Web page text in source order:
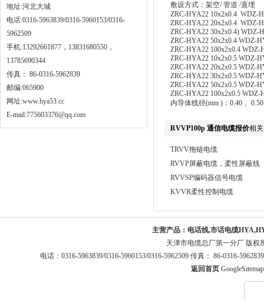
地址:河北大城
电话:0316-5963839/0316-5960153/0316-
5962509
手机:13292661877，13831680550，
13785690344
传真： 86-0316-5962839
邮编:065900
网址:www.hya53.cc
E-mail:775603376@qq.com
敷设方式：架空/ 管道 /直埋
ZRC-HYA22 10x2x0.4 WDZ-
ZRC-HYA22 20x2x0.4 WDZ-
ZRC-HYA22 30x2x0.4) WDZ-
ZRC-HYA22 50x2x0.4 WDZ-
ZRC-HYA22 100x2x0.4 WDZ-
ZRC-HYA22 10x2x0.5 WDZ-
ZRC-HYA22 20x2x0.5 WDZ-
ZRC-HYA22 30x2x0.5 WDZ-
ZRC-HYA22 50x2x0.5 WDZ-
ZRC-HYA22 100x2x0.5 WDZ-
内导体线径(mm )：0.40 、
RVVP100p 通信电缆报价相
TRVV拖链电缆
RVVP屏蔽电缆，柔性屏蔽线
RVVSP编码器信号电缆
KVVR柔性控制电缆
主营产品： 电话线,市话电缆
天津市电缆总厂第一分厂 版权
电话：0316-5963839/0316-5960153/0316-5962509 传真： 86-0316-
返回首页 GoogleSitemap